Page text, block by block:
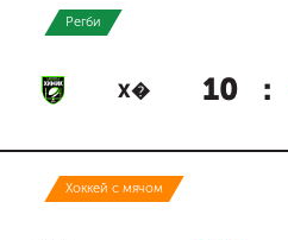
Регби
Х� 10 :
Хоккей с мячом